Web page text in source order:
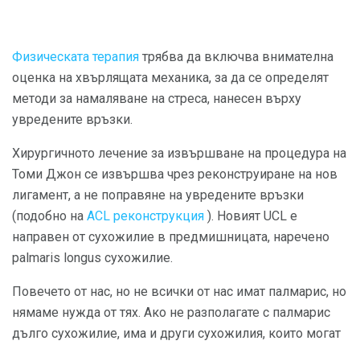
Физическата терапия трябва да включва внимателна
оценка на хвърлящата механика, за да се определят
методи за намаляване на стреса, нанесен върху
увредените връзки.
Хирургичното лечение за извършване на процедура на
Томи Джон се извършва чрез реконструиране на нов
лигамент, а не поправяне на увредените връзки
(подобно на ACL реконструкция ). Новият UCL е
направен от сухожилие в предмишницата, наречено
palmaris longus сухожилие.
Повечето от нас, но не всички от нас имат палмарис, но
нямаме нужда от тях. Ако не разполагате с палмарис
дълго сухожилие, има и други сухожилия, които могат